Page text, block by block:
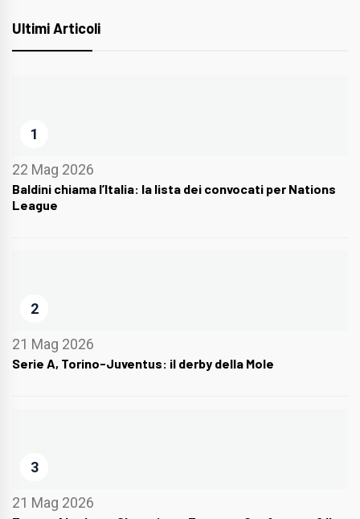
Ultimi Articoli
1
22 Mag 2026
Baldini chiama l’Italia: la lista dei convocati per Nations
League
2
21 Mag 2026
Serie A, Torino-Juventus: il derby della Mole
3
21 Mag 2026